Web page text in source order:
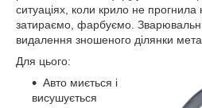
ситуаціях, коли крило не прогнила
затираємо, фарбуємо.
видалення зношеного ділянки
Для цього:
Авто миється і
висушується